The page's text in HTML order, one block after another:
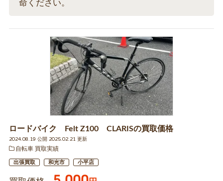
命ください。
ロードバイク Felt Z100 CLARISの買取価格
2024.08.19 公開 2025.02.21 更新
自転車 買取実績
出張買取 和光市 小平店